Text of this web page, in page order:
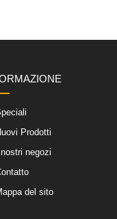
Prodotti
negozi
del sito